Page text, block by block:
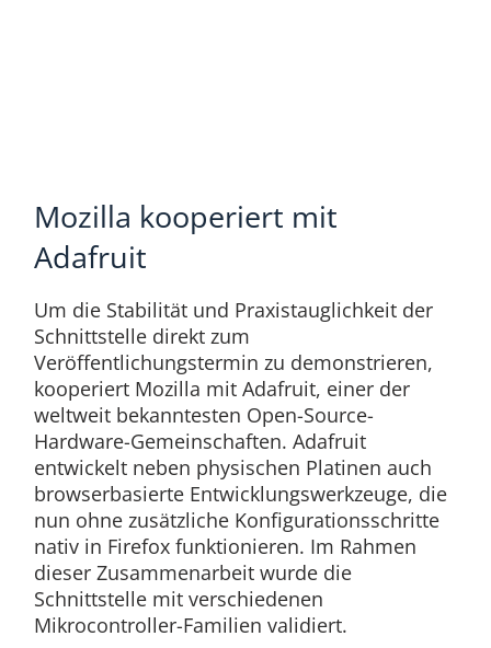
Mozilla kooperiert mit
Adafruit
Um die Stabilität und Praxistauglichkeit der
Schnittstelle direkt zum
Veröffentlichungstermin zu demonstrieren,
kooperiert Mozilla mit Adafruit, einer der
weltweit bekanntesten Open-Source-
Hardware-Gemeinschaften. Adafruit
entwickelt neben physischen Platinen auch
browserbasierte Entwicklungswerkzeuge, die
nun ohne zusätzliche Konfigurationsschritte
nativ in Firefox funktionieren. Im Rahmen
dieser Zusammenarbeit wurde die
Schnittstelle mit verschiedenen
Mikrocontroller-Familien validiert.